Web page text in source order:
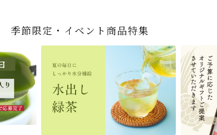
宇治抹茶だいふく 和
三盆仕立て 6個入
2,592 (税込)
お茶屋の京都 宇治抹
1,743 (税込)
近江米と日本酒の「み
ずかがみ」パウンドケ
ーキ（カット）-単品-
540 (税込)
商品一覧はこちら
緑茶ティーパック（セ
ンパックシリーズ） 5g
×50袋
864 (税込)
ありがとう メッセージ
付き緑茶ティーバッグ
410 (税込)
【季節限定】水出し緑
茶詰合せ 気軽に愉し
むセット
1,420 (税込)
商品一覧はこちら
宇治抹茶そば3袋・そ
ばつゆ6袋（6人前）セ
ット 化粧箱（カート
ン/ギフトボックス）
3,032 (税込)
宇治抹茶そば２袋・そ
2,278 (税込)
【送料込み】宇治抹茶
そば160ｇ×2袋（4人
前）＋特撰そばつゆ4
個（ポスト便）
2,028 (税込)
商品一覧はこちら
老舗茶舗の宇治抹茶
かすていらと宇治冠煎
茶の詰合せ
4,112 (税込)
宇治抹茶焼き菓子詰
4,511 (税込)
老舗茶舗のひやひやス
イーツセット 3種6個
3,356 (税込)
商品一覧はこちら
茶道具 帛紗 ふくさ 無
地 正絹帛紗 7匁(もん
め) (朱・赤・紫) (ポス
ト便対応可)
4,730 (税込)
茶道具 扇子（せんす）
扇子 利休百首 白竹 6
1,716 (税込)
茶道具 抹茶茶碗（まっ
ちゃちゃわん） 刷毛目
茶碗 前田 瑞雲
4,290 (税込)
商品一覧はこちら
季節限定・イベント商品特集